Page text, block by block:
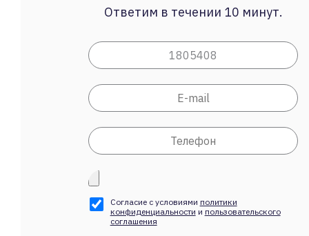
Ответим в течении 10 минут.
Согласие с условиями политики
конфиденциальности и пользовательского
соглашения